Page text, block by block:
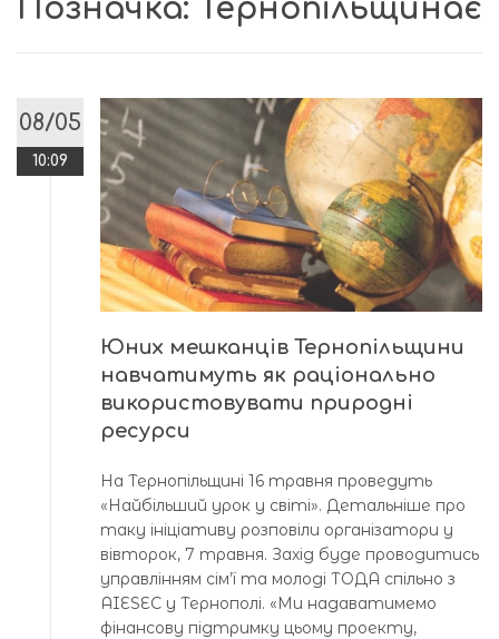
Позначка: Тернопільщинає
08/05
10:09
Юних мешканців Тернопільщини
навчатимуть як раціонально
використовувати природні
ресурси
На Тернопільщині 16 травня проведуть
«Найбільший урок у світі». Детальніше про
таку ініціативу розповіли організатори у
вівторок, 7 травня. Захід буде проводитись
управлінням сім’ї та молоді ТОДА спільно з
AIESEC у Тернополі. «Ми надаватимемо
фінансову підтримку цьому проекту,